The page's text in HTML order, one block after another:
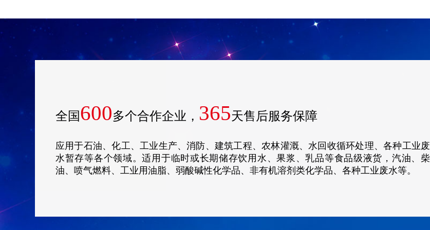
全国600多个合作企业， 365天售后服务保障
应用于石油、化工、工业生产、消防、建筑工程、农林灌溉、水回收循环处理、各种工业废
水暂存等各个领域。适用于临时或长期储存饮用水、果浆、乳品等食品级液货，汽油、柴
油、喷气燃料、工业用油脂、弱酸碱性化学品、非有机溶剂类化学品、各种工业废水等。